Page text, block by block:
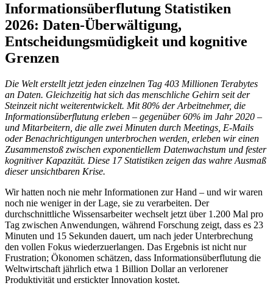
Informationsüberflutung Statistiken
2026: Daten-Überwältigung,
Entscheidungsmüdigkeit und kognitive
Grenzen
Die Welt erstellt jetzt jeden einzelnen Tag 403 Millionen Terabytes
an Daten. Gleichzeitig hat sich das menschliche Gehirn seit der
Steinzeit nicht weiterentwickelt. Mit 80% der Arbeitnehmer, die
Informationsüberflutung erleben – gegenüber 60% im Jahr 2020 –
und Mitarbeitern, die alle zwei Minuten durch Meetings, E-Mails
oder Benachrichtigungen unterbrochen werden, erleben wir einen
Zusammenstoß zwischen exponentiellem Datenwachstum und fester
kognitiver Kapazität. Diese 17 Statistiken zeigen das wahre Ausmaß
dieser unsichtbaren Krise.
Wir hatten noch nie mehr Informationen zur Hand – und wir waren
noch nie weniger in der Lage, sie zu verarbeiten. Der
durchschnittliche Wissensarbeiter wechselt jetzt über 1.200 Mal pro
Tag zwischen Anwendungen, während Forschung zeigt, dass es 23
Minuten und 15 Sekunden dauert, um nach jeder Unterbrechung
den vollen Fokus wiederzuerlangen. Das Ergebnis ist nicht nur
Frustration; Ökonomen schätzen, dass Informationsüberflutung die
Weltwirtschaft jährlich etwa 1 Billion Dollar an verlorener
Produktivität und erstickter Innovation kostet.